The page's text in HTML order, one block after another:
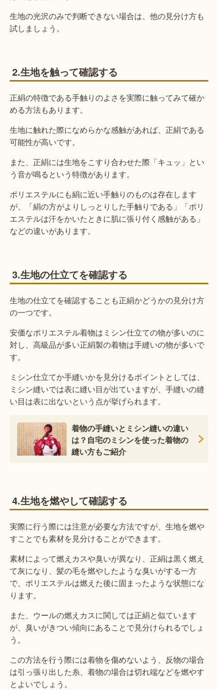
生地の光沢のみで判断できない場合は、他の見分け方も
試しましょう。
2.生地を触って確認する
正絹の特徴である手触りのよさを実際に触ってみて確か
める方法もあります。
生地に触れた際になめらかな感触があれば、正絹である
可能性が高いです。
また、正絹には生地をこすり合わせた際「キュッ」とい
う音が鳴るという特徴があります。
ポリエステルにも絹に近い手触りのものは存在します
が、「絹の方がよりしっとりした手触りである」「ポリ
エステルは汗をかいたときに肌に張り付く感触がある」
などの違いがあります。
3.生地の仕立てを確認する
生地の仕立てを確認することも正絹かどうかの見分け方
の一つです。
安価なポリエステル着物はミシン仕立ての物が多いのに
対し、高級品が多い正絹製の着物は手縫いの物が多いで
す。
ミシン仕立てか手縫いかを見分けるポイントとしては、
ミシン縫いでは表に縫い目が出ていますが、手縫いの縫
い目は表に出ないという点が挙げられます。
着物の手縫いとミシン縫いの違い
は？自宅のミシンを使った着物の
縫い方もご紹介
4.生地を燃やして確認する
実際に行う際には注意が必要な方法ですが、生地を燃や
すことでも素材を見分けることができます。
素材によって燃えカスや臭いが異なり、正絹は黒く燃え
て灰になり、髪の毛を燃やしたような臭いがする一方
で、ポリエステルは燃えた後に固まったような状態にな
ります。
また、ウールの燃えカスに関しては正絹と似ています
が、臭いがきつい傾向にあることで見分けられるでしょ
う。
この方法を行う際には着物を傷めないよう、反物の場合
は引っ張り出した糸、着物の場合は切れ端などを燃やす
とよいでしょう。